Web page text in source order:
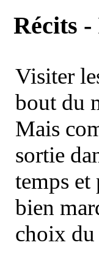
Récits -
Visiter
bout du
Mais
sortie
temps
bien
choix